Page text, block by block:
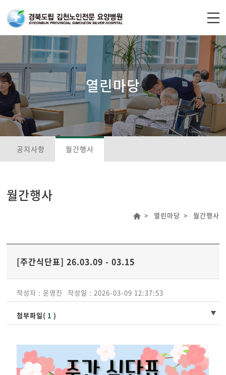
열린마당
공지사항 월간행사
월간행사
열린마당 월간행사
[주간식단표] 26.03.09 - 03.15
작성자 : 운영진 작성일 : 2026-03-09 12:37:53
첨부파일( 1 )